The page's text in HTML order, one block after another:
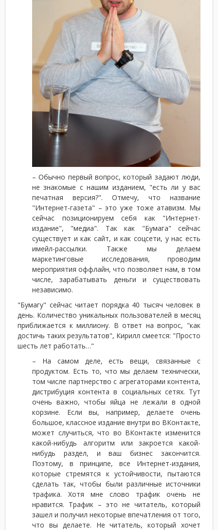
– Обычно первый вопрос, который задают люди,
не знакомые с нашим изданием, "есть ли у вас
печатная версия?". Отмечу, что название
"Интернет-газета" – это уже тоже атавизм. Мы
сейчас позиционируем себя как "Интернет-
издание", "медиа". Так как "Бумага" сейчас
существует и как сайт, и как соцсети, у нас есть
имейл-рассылки. Также мы делаем
маркетинговые исследования, проводим
мероприятия оффлайн, что позволяет нам, в том
числе, зарабатывать деньги и существовать
независимо.
"Бумагу" сейчас читает порядка 40 тысяч человек в
день. Количество уникальных пользователей в месяц
приближается к миллиону. В ответ на вопрос, "как
достичь таких результатов", Кирилл смеется: "Просто
шесть лет работать…"
– На самом деле, есть вещи, связанные с
продуктом. Есть то, что мы делаем технически,
том числе партнерство с агрегаторами контента,
дистрибуция контента в социальных сетях. Тут
очень важно, чтобы яйца не лежали в одной
корзине. Если вы, например, делаете очень
большое, классное издание внутри во ВКонтакте,
может случиться, что во ВКонтакте изменится
какой-нибудь алгоритм или закроется какой-
нибудь раздел, и ваш бизнес закончится.
Поэтому, в принципе, все Интернет-издания,
которые стремятся к устойчивости, пытаются
сделать так, чтобы были различные источники
трафика. Хотя мне слово трафик очень не
нравится. Трафик – это не читатель, который
зашел и получил некоторые впечатления от того,
что вы делаете. Не читатель, который хочет